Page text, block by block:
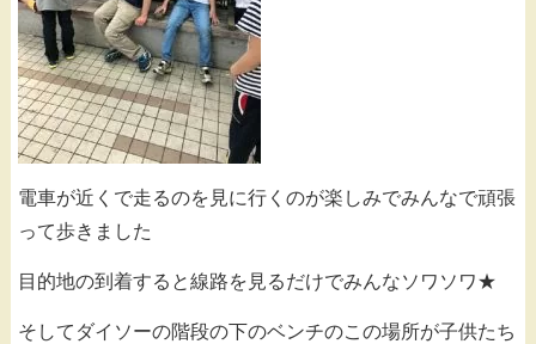
電車が近くで走るのを見に行くのが楽しみでみんなで頑張
って歩きました
目的地の到着すると線路を見るだけでみんなソワソワ★
そしてダイソーの階段の下のベンチのこの場所が子供たち